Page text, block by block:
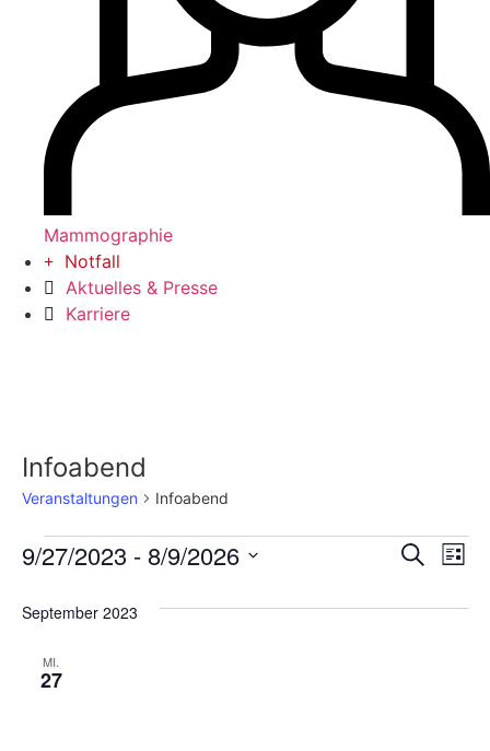
Mammographie
Notfall
Aktuelles & Presse
Karriere
Infoabend
Veranstaltungen Infoabend
SucheListe
9/27/2023 - 8/9/2026
September 2023
MI.
27